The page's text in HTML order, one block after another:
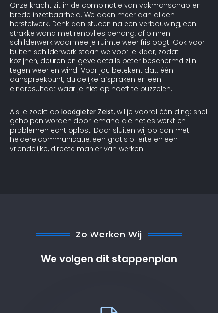
Onze kracht zit in de combinatie van vakmanschap en
brede inzetbaarheid. We doen meer dan alleen
herstelwerk. Denk aan stucen na een verbouwing, een
strakke wand met renovlies behang, of binnen
schilderwerk waarmee je ruimte weer fris oogt. Ook voor
buiten schilderwerk staan we voor je klaar, zodat
kozijnen, deuren en geveldetails beter beschermd zijn
tegen weer en wind. Voor jou betekent dat: één
aanspreekpunt, duidelijke afspraken en een
eindresultaat waar je niet op hoeft te puzzelen.
Als je zoekt op loodgieter Zeist, wil je vooral één ding: snel
geholpen worden door iemand die netjes werkt en
problemen echt oplost. Daar sluiten wij op aan met
heldere communicatie, een gratis offerte en een
vriendelijke, directe manier van werken.
Zo Werken Wij
We volgen dit stappenplan